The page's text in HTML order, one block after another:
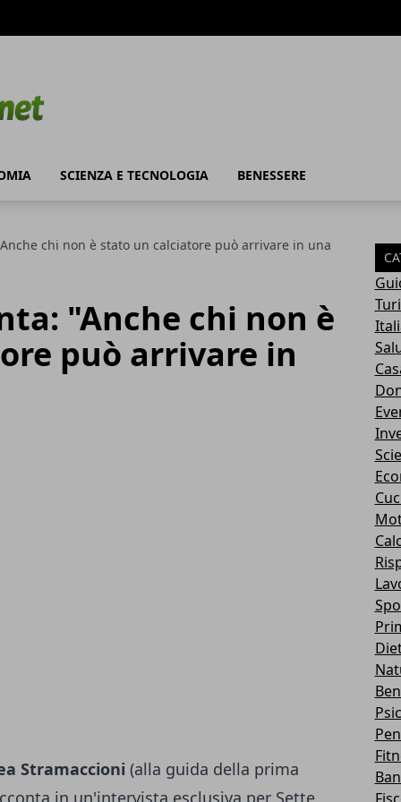
SCIENZA E TECNOLOGIA BENESSERE
chi non è stato un calciatore può arrivare in una
"Anche chi non è
può arrivare in
Stramaccioni (alla guida della prima
in un'intervista esclusiva per Sette,